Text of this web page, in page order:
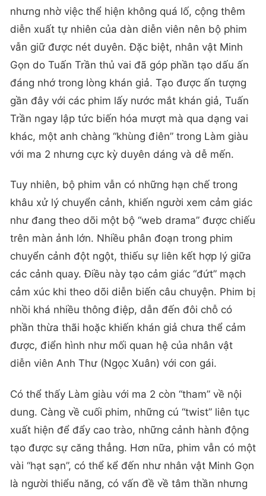
nhưng nhờ việc thể hiện không quá lố, cộng thêm
diễn xuất tự nhiên của dàn diễn viên nên bộ phim
vẫn giữ được nét duyên. Đặc biệt, nhân vật Minh
Gọn do Tuấn Trần thủ vai đã góp phần tạo dấu ấn
đáng nhớ trong lòng khán giả. Tạo được ấn tượng
gần đây với các phim lấy nước mắt khán giả, Tuấn
Trần ngay lập tức biến hóa mượt mà qua dạng vai
khác, một anh chàng “khùng điên” trong Làm giàu
với ma 2 nhưng cực kỳ duyên dáng và dễ mến.
Tuy nhiên, bộ phim vẫn có những hạn chế trong
khâu xử lý chuyển cảnh, khiến người xem cảm giác
như đang theo dõi một bộ “web drama” được chiếu
trên màn ảnh lớn. Nhiều phân đoạn trong phim
chuyển cảnh đột ngột, thiếu sự liên kết hợp lý giữa
các cảnh quay. Điều này tạo cảm giác “đứt” mạch
cảm xúc khi theo dõi diễn biến câu chuyện. Phim bị
nhồi khá nhiều thông điệp, dẫn đến đôi chỗ có
phần thừa thãi hoặc khiến khán giả chưa thể cảm
được, điển hình như mối quan hệ của nhân vật
diễn viên Anh Thư (Ngọc Xuân) với con gái.
Có thể thấy Làm giàu với ma 2 còn “tham” về nội
dung. Càng về cuối phim, những cú “twist” liên tục
xuất hiện để đẩy cao trào, những cảnh hành động
tạo được sự căng thẳng. Hơn nữa, phim vẫn có một
vài “hạt sạn”, có thể kể đến như nhân vật Minh Gọn
là người thiểu năng, có vấn đề về tâm thần nhưng